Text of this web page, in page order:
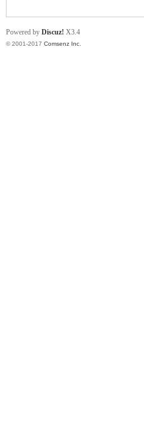
Powered by Discuz! X3.4
© 2001-2017 Comsenz Inc.